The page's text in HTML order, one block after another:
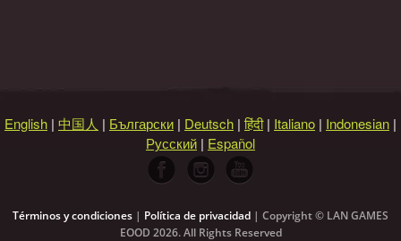
English | 中国人 | Български | Deutsch |हिंदी| Italiano | Indonesian |
Русский | Español
Términos y condiciones | Política de privacidad | Copyright © LAN GAMES
EOOD 2026. All Rights Reserved